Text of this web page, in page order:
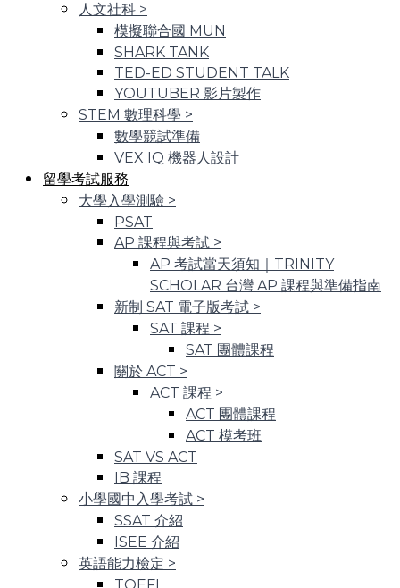
人文社科 >
模擬聯合國 MUN
SHARK TANK
TED-ED STUDENT TALK
YOUTUBER 影片製作
STEM 數理科學 >
數學競試準備
VEX IQ 機器人設計
留學考試服務
大學入學測驗 >
PSAT
AP 課程與考試 >
AP 考試當天須知｜TRINITY
SCHOLAR 台灣 AP 課程與準備指南
新制 SAT 電子版考試 >
SAT 課程 >
SAT 團體課程
關於 ACT >
ACT 課程 >
ACT 團體課程
ACT 模考班
SAT VS ACT
IB 課程
小學國中入學考試 >
SSAT 介紹
ISEE 介紹
英語能力檢定 >